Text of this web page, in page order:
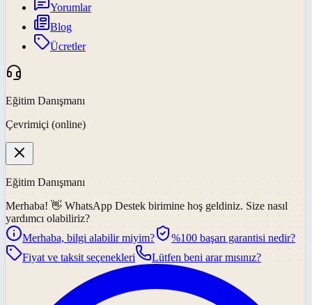
Yorumlar
Blog
Ücretler
Eğitim Danışmanı
Çevrimiçi (online)
Eğitim Danışmanı
Merhaba! 👋 WhatsApp Destek birimine hoş geldiniz. Size nasıl
yardımcı olabiliriz?
Merhaba, bilgi alabilir miyim?
%100 başarı garantisi nedir?
Fiyat ve taksit seçenekleri
Lütfen beni arar mısınız?